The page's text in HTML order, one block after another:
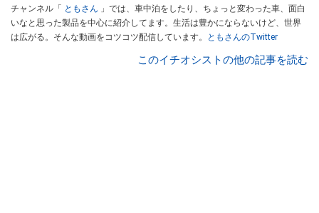
チャンネル「
ともさん 」では、車中泊をしたり、ちょっと変わった車、面白
いなと思った製品を中心に紹介してます。生活は豊かにならないけど、世界
は広がる。そんな動画をコツコツ配信しています。
ともさんのTwitter
このイチオシストの他の記事を読む